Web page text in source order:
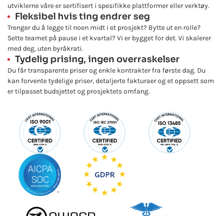
utviklerne våre er sertifisert i spesifikke plattformer eller verktøy.
Fleksibel hvis ting endrer seg
Trenger du å legge til noen midt i et prosjekt? Bytte ut en rolle?
Sette teamet på pause i et kvartal? Vi er bygget for det. Vi skalerer
med deg, uten byråkrati.
Tydelig prising, ingen overraskelser
Du får transparente priser og enkle kontrakter fra første dag. Du
kan forvente tydelige priser, detaljerte fakturaer og et oppsett som
er tilpasset budsjettet og prosjektets omfang.